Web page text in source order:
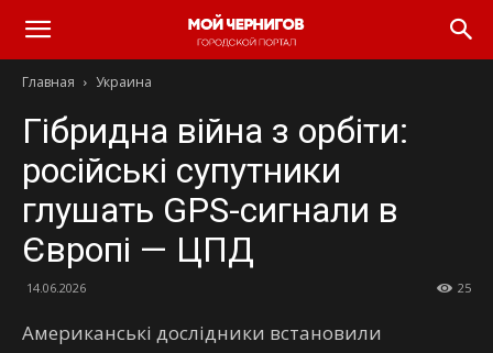
Главная Украина
Гібридна війна з орбіти:
російські супутники
глушать GPS-сигнали в
Європі — ЦПД
14.06.2026 25
Американські дослідники встановили